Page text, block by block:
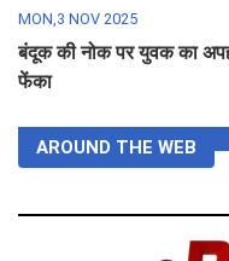
MON,3 NOV 2025
बंदूक की नोक पर युवक का
फेंका
AROUND THE WEB